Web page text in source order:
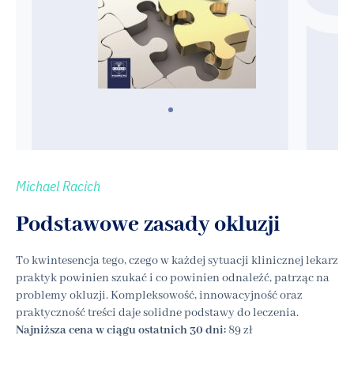
Michael Racich
Podstawowe zasady okluzji
To kwintesencja tego, czego w każdej sytuacji klinicznej lekarz
praktyk powinien szukać i co powinien odnaleźć, patrząc na
problemy okluzji. Kompleksowość, innowacyjność oraz
praktyczność treści daje solidne podstawy do leczenia.
Najniższa cena w ciągu ostatnich 30 dni: 89 zł